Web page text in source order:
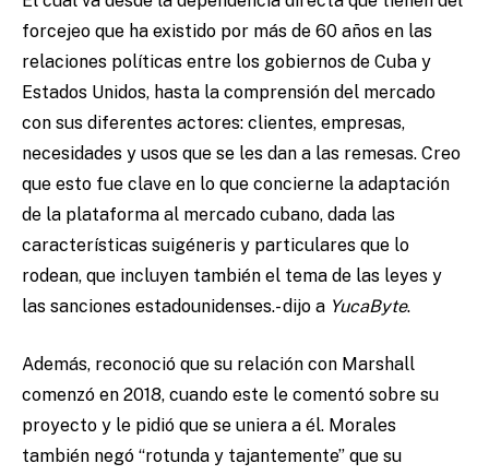
forcejeo que ha existido por más de 60 años en las
relaciones políticas entre los gobiernos de Cuba y
Estados Unidos, hasta la comprensión del mercado
con sus diferentes actores: clientes, empresas,
necesidades y usos que se les dan a las remesas. Creo
que esto fue clave en lo que concierne la adaptación
de la plataforma al mercado cubano, dada las
características suigéneris y particulares que lo
rodean, que incluyen también el tema de las leyes y
las sanciones estadounidenses.- dijo a YucaByte.
Además, reconoció que su relación con Marshall
comenzó en 2018, cuando este le comentó sobre su
proyecto y le pidió que se uniera a él. Morales
también negó “rotunda y tajantemente” que su